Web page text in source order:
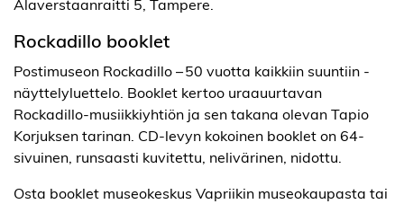
Alaverstaanraitti 5, Tampere.
Rockadillo booklet
Postimuseon Rockadillo – 50 vuotta kaikkiin suuntiin -
näyttelyluettelo. Booklet kertoo uraauurtavan
Rockadillo-musiikkiyhtiön ja sen takana olevan Tapio
Korjuksen tarinan. CD-levyn kokoinen booklet on 64-
sivuinen, runsaasti kuvitettu, nelivärinen, nidottu.
Osta booklet museokeskus Vapriikin museokaupasta tai